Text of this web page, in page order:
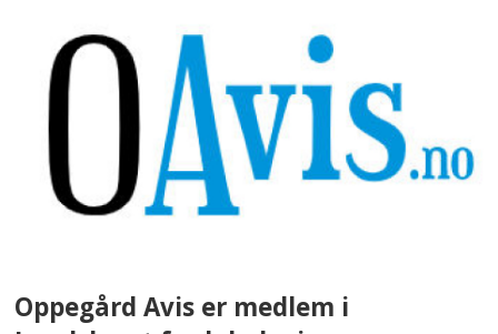
Oppegård Avis er medlem i